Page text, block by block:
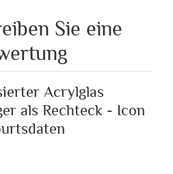
Sie eine
Acrylglas
als Rechteck - Icon